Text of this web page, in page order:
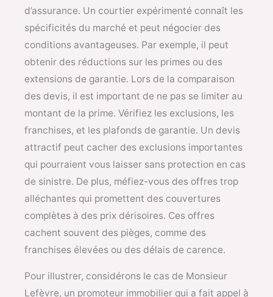
d’assurance. Un courtier expérimenté connaît les
spécificités du marché et peut négocier des
conditions avantageuses. Par exemple, il peut
obtenir des réductions sur les primes ou des
extensions de garantie. Lors de la comparaison
des devis, il est important de ne pas se limiter au
montant de la prime. Vérifiez les exclusions, les
franchises, et les plafonds de garantie. Un devis
attractif peut cacher des exclusions importantes
qui pourraient vous laisser sans protection en cas
de sinistre. De plus, méfiez-vous des offres trop
alléchantes qui promettent des couvertures
complètes à des prix dérisoires. Ces offres
cachent souvent des pièges, comme des
franchises élevées ou des délais de carence.
Pour illustrer, considérons le cas de Monsieur
Lefèvre, un promoteur immobilier qui a fait appel à